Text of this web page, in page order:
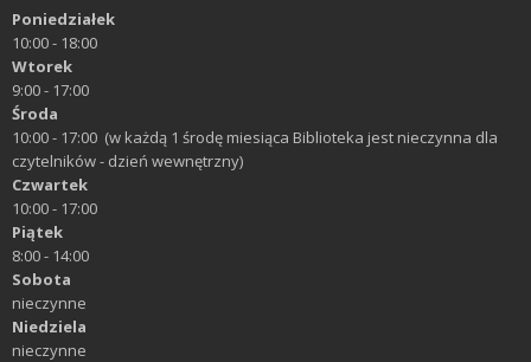
Poniedziałek
10:00 - 18:00
Wtorek
9:00 - 17:00
Środa
10:00 - 17:00 (w każdą 1 środę miesiąca Biblioteka jest nieczynna dla
czytelników - dzień wewnętrzny)
Czwartek
10:00 - 17:00
Piątek
8:00 - 14:00
Sobota
nieczynne
Niedziela
nieczynne